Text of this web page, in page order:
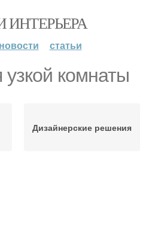
ИНТЕРЬЕРА
новости статьи
комнаты
Дизайнерские решения